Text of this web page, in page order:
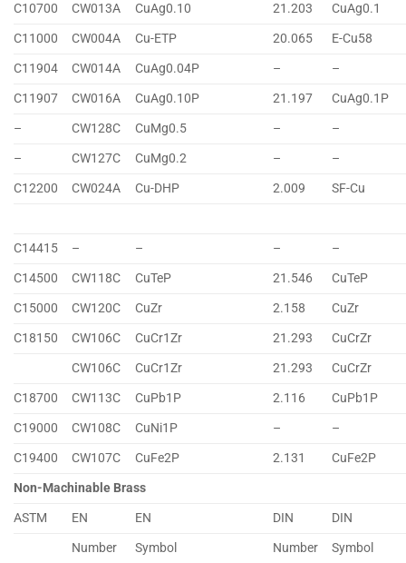
C10700
CW013A CuAg0.10 21.203
CuAg0.1
C11000
CW004A Cu-ETP 20.065
E-Cu58
C11904
CW014A CuAg0.04P –
–
C11907
CW016A CuAg0.10P 21.197
CuAg0.1P
–
CW128C CuMg0.5 –
–
–
CW127C CuMg0.2 –
–
C12200
CW024A Cu-DHP 2.009 SF-Cu
C14415 – – –
–
C14500
CW118C CuTeP 21.546
CuTeP
C15000
CW120C CuZr 2.158
CuZr
C18150
CW106C CuCr1Zr 21.293
CuCrZr
CW106C
CuCr1Zr 21.293
CuCrZr
C18700
CW113C CuPb1P 2.116
CuPb1P
C19000
CW108C CuNi1P –
–
C19400
CW107C CuFe2P 2.131
CuFe2P
Non-Machinable Brass
ASTM
EN EN DIN
DIN
Number
Symbol Number
Symbol